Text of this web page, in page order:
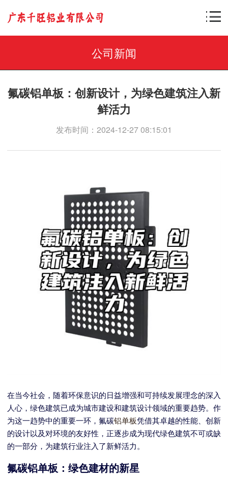
公司新闻
氟碳铝单板：创新设计，为绿色建筑注入新
鲜活力
发布时间：2024-12-27 08:15:01
在当今社会，随着环保意识的日益增强和可持续发展理念的深入
人心，绿色建筑已成为城市建设和建筑设计领域的重要趋势。作
为这一趋势中的重要一环，氟碳铝单板凭借其卓越的性能、创新
的设计以及对环境的友好性，正逐步成为现代绿色建筑不可或缺
的一部分，为建筑行业注入了新鲜活力。
氟碳铝单板：绿色建材的新星